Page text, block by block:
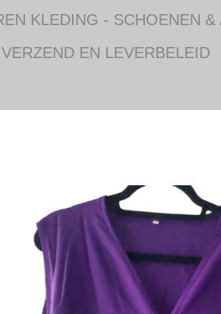
KLEDING - SCHOENEN &
VERZEND EN LEVERBELEID